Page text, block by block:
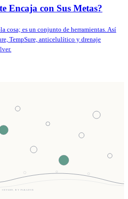
Encaja con Sus Metas?
cosa; es un conjunto de herramientas. Así
TempSure, anticelulítico y drenaje
OXYGEN, BY PARADOX